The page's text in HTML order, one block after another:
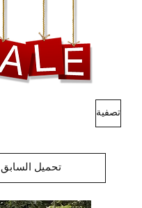
تصفية
تحميل السابق